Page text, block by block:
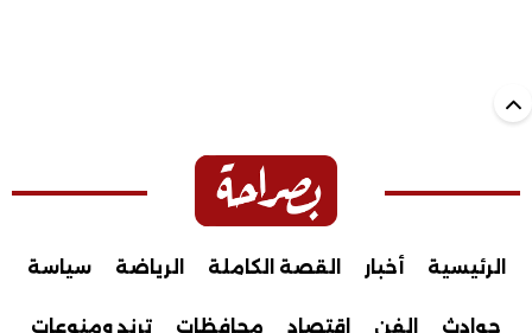
الرئيسية أخبار القصة الكاملة الرياضة سياسة
حوادث الفن اقتصاد محافظات ترند ومنوعات